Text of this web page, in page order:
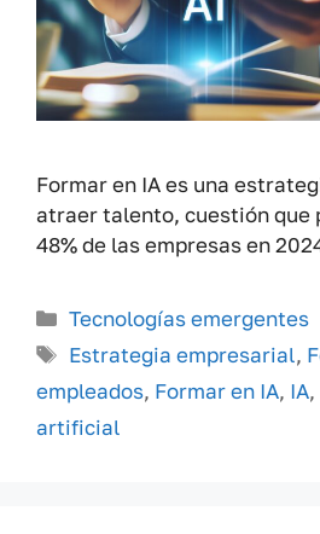
Formar en IA es una
atraer talento, cuestión que
48% de las empresas en
Categorías
Tecnologías emergentes
Etiquetas
Estrategia empresarial,
empleados, Formar en IA, IA,
artificial